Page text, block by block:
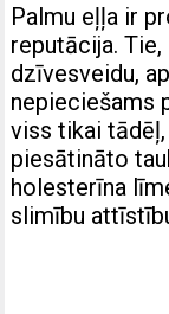
Palmu eļļa ir
reputācija.
dzīvesveidu,
nepieciešams
viss tikai
piesātināto
holesterīna
slimību